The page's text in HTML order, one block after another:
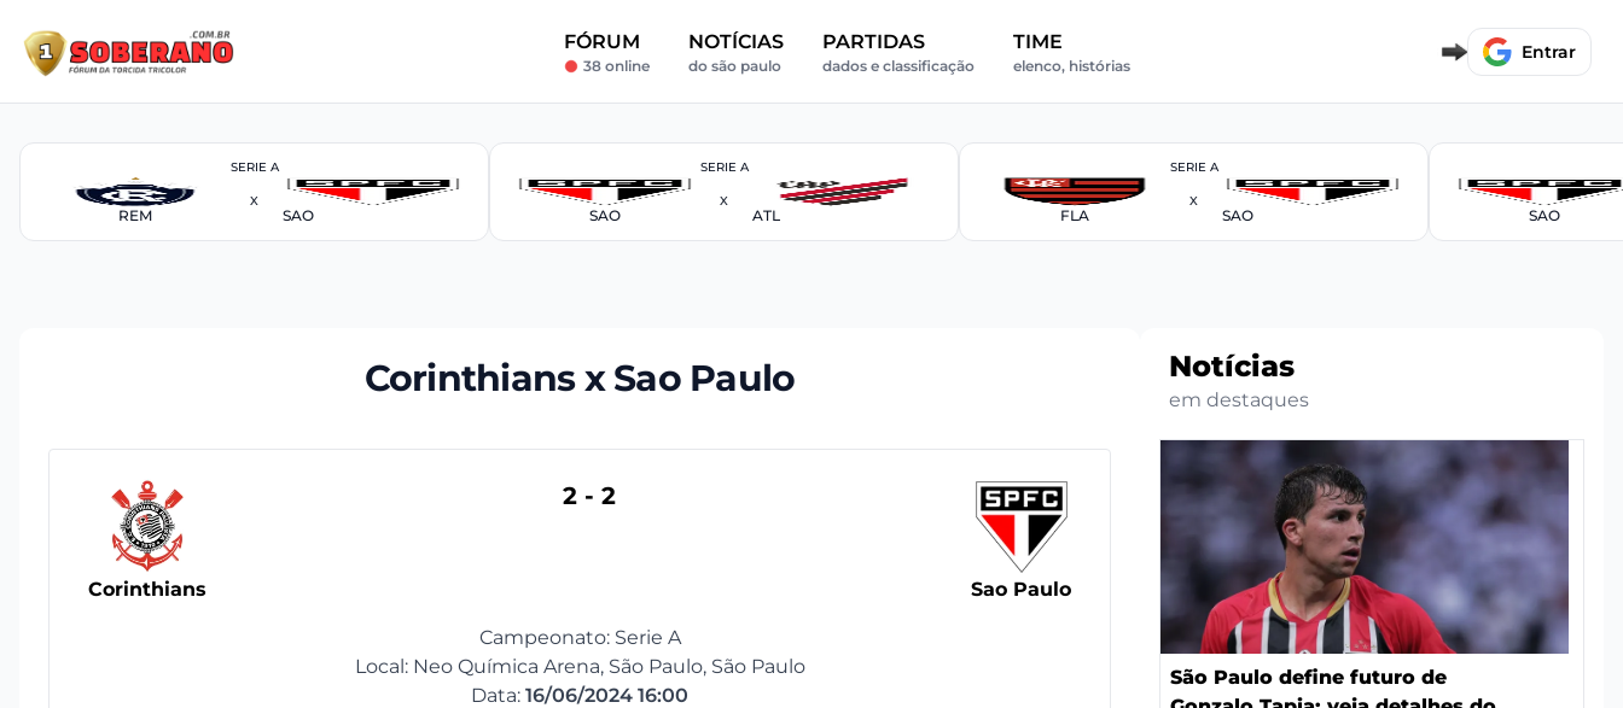
FÓRUM
38 online
NOTÍCIAS
do são paulo
PARTIDAS
dados e classificação
TIME
elenco, histórias
Entrar
SERIE A
REM
X
SAO
SERIE A
SAO
X
ATL
SERIE A
FLA
X
SAO SAO
Corinthians x Sao Paulo
Corinthians
2 - 2
Sao Paulo
Campeonato: Serie A
Local: Neo Química Arena, São Paulo, São Paulo
Data: 16/06/2024 16:00
Notícias
em destaques
São Paulo define futuro de